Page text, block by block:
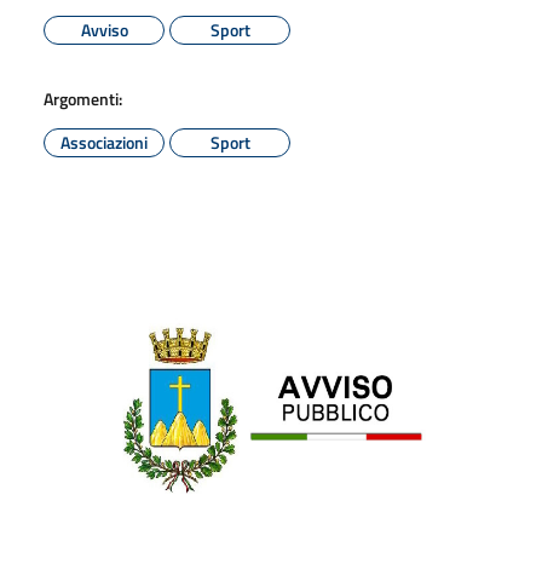
Avviso
Sport
Argomenti:
Associazioni
Sport